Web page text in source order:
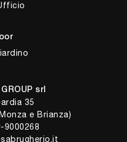
srl
35
e Brianza)
9000268